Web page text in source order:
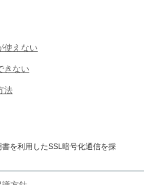
使えない
きない
法
を利用したSSL暗号化通信を採